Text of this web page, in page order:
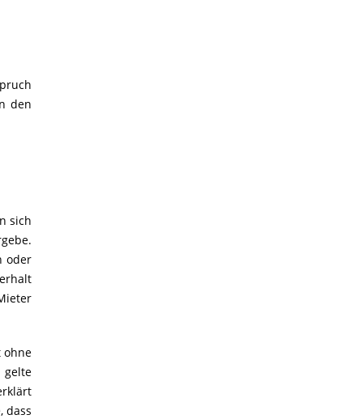
den
sich
oder
ohne
dass